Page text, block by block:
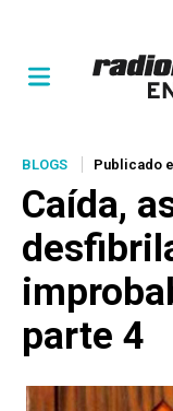
BLOGS Publicado
Caída,
parte 4